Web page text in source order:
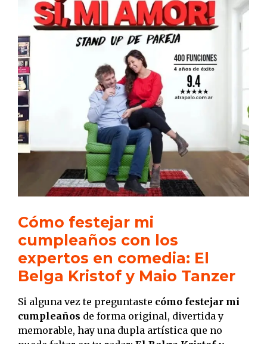
Cómo festejar mi
cumpleaños con los
expertos en comedia: El
Belga Kristof y Maio Tanzer
Si alguna vez te preguntaste cómo festejar mi
cumpleaños de forma original, divertida y
memorable, hay una dupla artística que no